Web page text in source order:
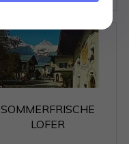
SOMMERFRISCHE
LOFER